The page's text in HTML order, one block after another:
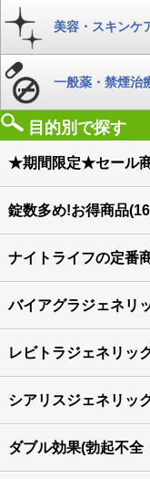
美容・スキンケ
一般薬・禁煙治
目的別で探す
★期間限定★セール
錠数多め!お得商品
ナイトライフの定番
バイアグラジェネリ
レビトラジェネリッ
シアリスジェネリッ
ダブル効果(勃起不全